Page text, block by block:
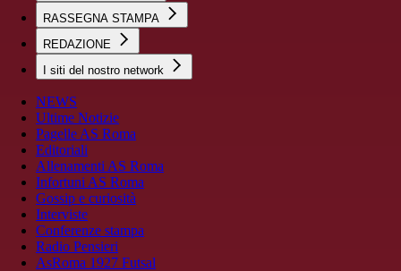
RASSEGNA STAMPA
REDAZIONE
I siti del nostro network
NEWS
Ultime Notizie
Pagelle AS Roma
Editoriali
Allenamenti AS Roma
Infortuni AS Roma
Gossip e curiosità
Interviste
Conferenze stampa
Radio Pensieri
AsRoma 1927 Futsal